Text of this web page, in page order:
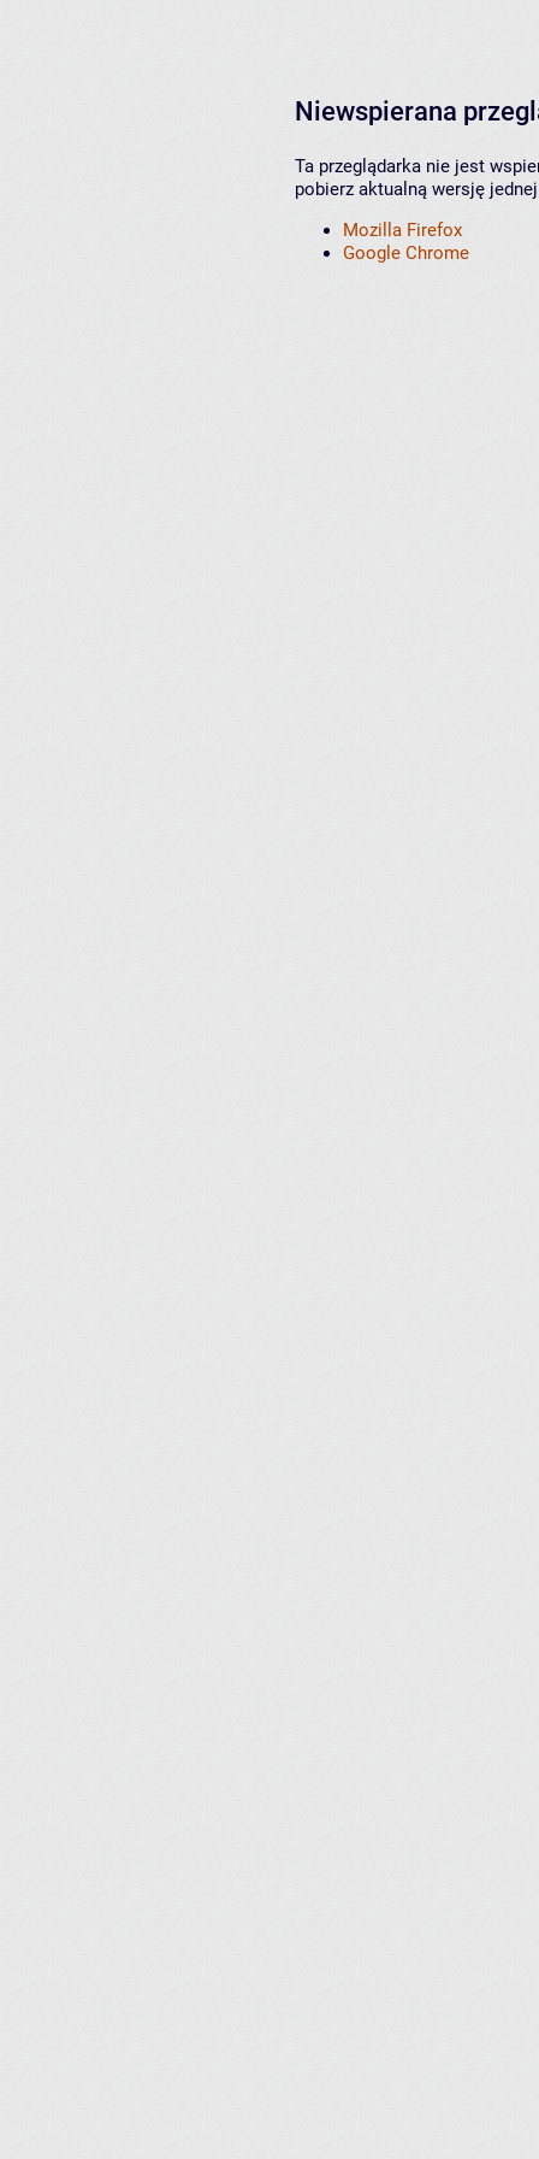
Niewspierana
Ta przeglądarka nie jest
pobierz aktualną wersję
Mozilla Firefox
Google Chrome